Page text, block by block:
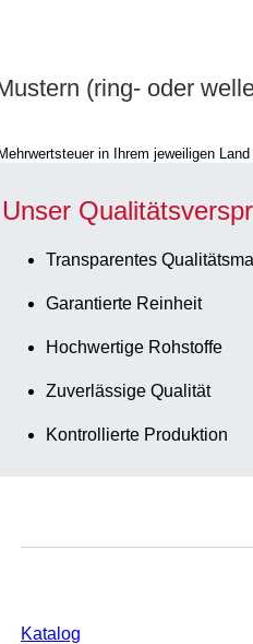
(ring- oder
in Ihrem jeweiligen
Unser
Transparentes
Garantierte Reinheit
Hochwertige Rohstoffe
Zuverlässige Qualität
Kontrollierte Produktion
Katalog